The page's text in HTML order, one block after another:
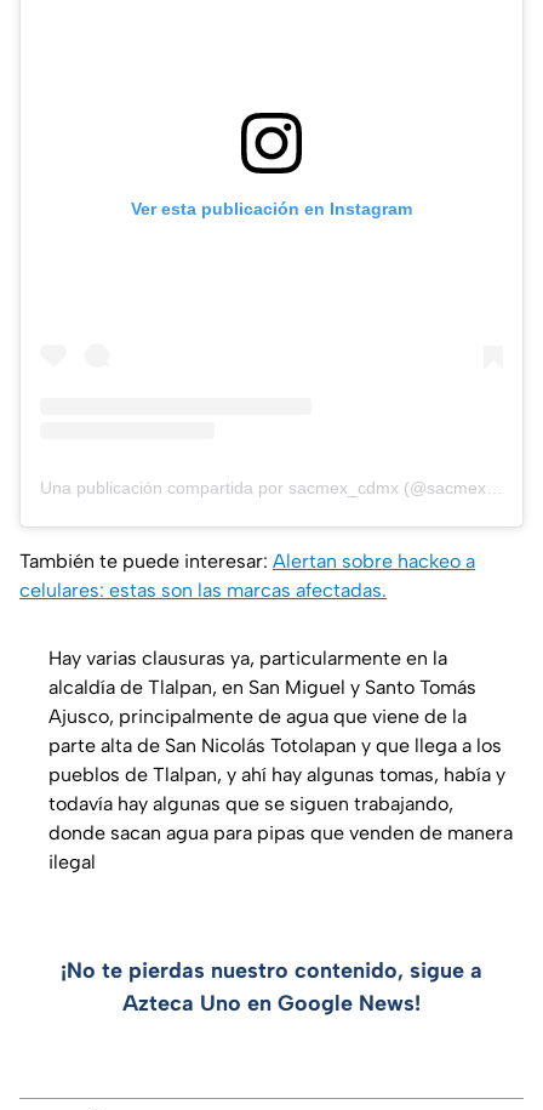
Ver esta publicación en Instagram
También te puede interesar: Alertan sobre hackeo a
celulares: estas son las marcas afectadas.
Hay varias clausuras ya, particularmente en la
alcaldía de Tlalpan, en San Miguel y Santo Tomás
Ajusco, principalmente de agua que viene de la
parte alta de San Nicolás Totolapan y que llega a los
pueblos de Tlalpan, y ahí hay algunas tomas, había y
todavía hay algunas que se siguen trabajando,
donde sacan agua para pipas que venden de manera
ilegal
¡No te pierdas nuestro contenido, sigue a
Azteca Uno en Google News!